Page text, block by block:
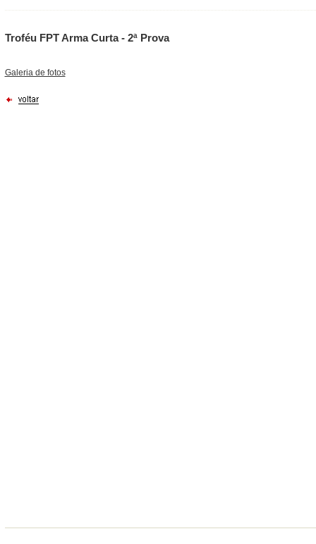
Troféu FPT Arma Curta - 2ª Prova
Galeria de fotos